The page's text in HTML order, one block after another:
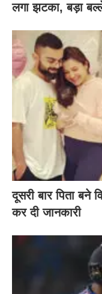
लगा झटका, बड़ा
दूसरी बार‌ पिता बने
कर दी‌ जानकारी